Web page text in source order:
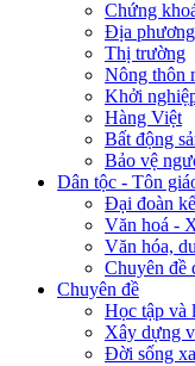
Chứng
Địa phương
Thị trường
Nông thôn
Khởi
Hàng Việt
Bất động
Bảo vệ
Dân tộc - Tôn
Đại đoàn
Văn hoá -
Văn hóa,
Chuyên đề
Chuyên đề
Học tập và
Xây dựng
Đời sống